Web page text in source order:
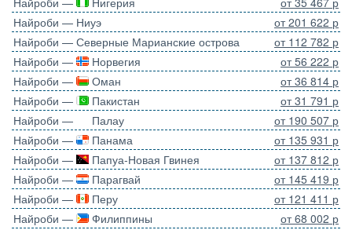
Найроби — Ниуэ
от 201 622 р
Найроби — Северные Марианские острова
от 112 782 р
Найроби —
Норвегия
от 56 222 р
Найроби —
Оман
от 36 814 р
Найроби —
Пакистан
от 31 791 р
Найроби —
Палау
от 190 507 р
Найроби —
Панама
от 135 931 р
Найроби —
Папуа-Новая Гвинея
от 137 812 р
Найроби —
Парагвай
от 145 419 р
Найроби —
Перу
от 121 411 р
Найроби —
Филиппины
от 68 002 р